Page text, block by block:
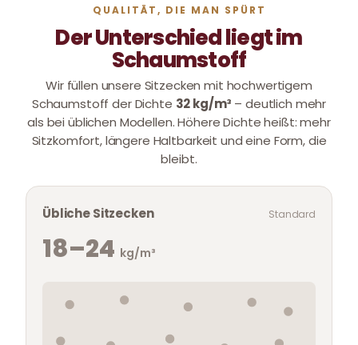
QUALITÄT, DIE MAN SPÜRT
Der Unterschied liegt im
Schaumstoff
Wir füllen unsere Sitzecken mit hochwertigem
Schaumstoff der Dichte 32 kg/m³ – deutlich mehr
als bei üblichen Modellen. Höhere Dichte heißt: mehr
Sitzkomfort, längere Haltbarkeit und eine Form, die
bleibt.
Übliche Sitzecken Standard
18–24 kg/m³